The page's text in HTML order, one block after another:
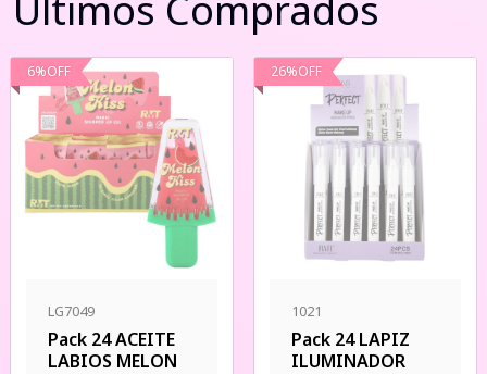
6%OFF
LG7049
Pack 24 ACEITE
LABIOS MELON
26%OFF
1021
Pack 24 LAPIZ
ILUMINADOR